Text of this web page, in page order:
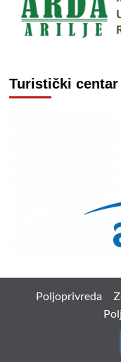
Turistički
Poljoprivreda